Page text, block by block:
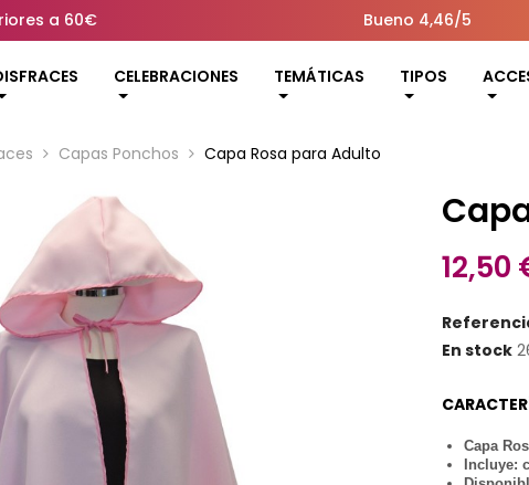
a 60€ Bueno 4,46/5
CELEBRACIONES TEMÁTICAS TIPOS
Capas Ponchos Capa Rosa para Adulto
12,50
En stock
Capa
Incluye: